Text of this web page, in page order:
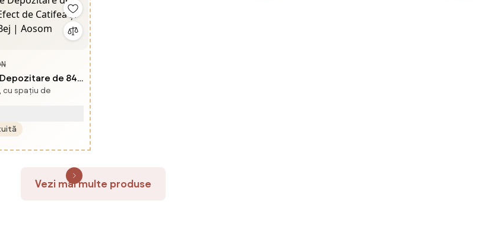
de 84L,
de Catifea și
| Aosom
cu spațiu de
Vezi mai multe produse